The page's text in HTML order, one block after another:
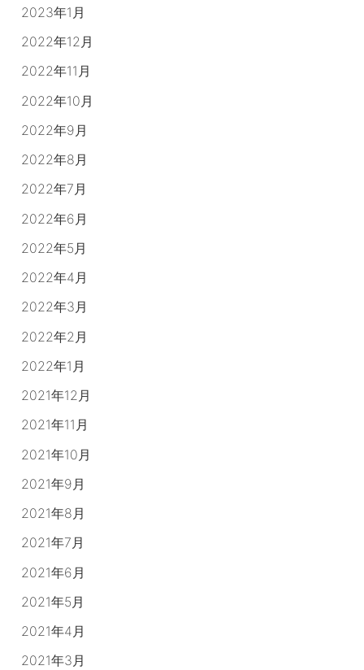
2023年1月
2022年12月
2022年11月
2022年10月
2022年9月
2022年8月
2022年7月
2022年6月
2022年5月
2022年4月
2022年3月
2022年2月
2022年1月
2021年12月
2021年11月
2021年10月
2021年9月
2021年8月
2021年7月
2021年6月
2021年5月
2021年4月
2021年3月